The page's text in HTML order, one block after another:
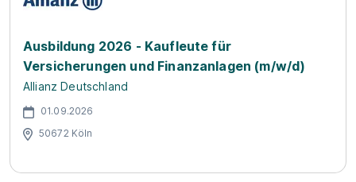
Ausbildung 2026 - Kaufleute für
Versicherungen und Finanzanlagen (m/w/d)
Allianz Deutschland
01.09.2026
50672 Köln